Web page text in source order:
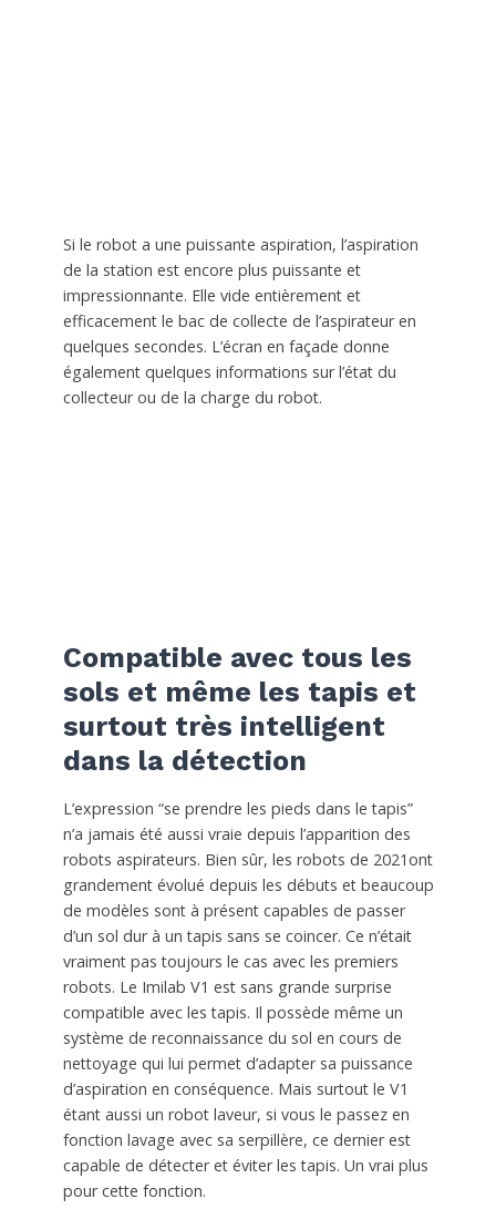
Si le robot a une puissante aspiration, l’aspiration
de la station est encore plus puissante et
impressionnante. Elle vide entièrement et
efficacement le bac de collecte de l’aspirateur en
quelques secondes. L’écran en façade donne
également quelques informations sur l’état du
collecteur ou de la charge du robot.
Compatible avec tous les
sols et même les tapis et
surtout très intelligent
dans la détection
L’expression “se prendre les pieds dans le tapis”
n’a jamais été aussi vraie depuis l’apparition des
robots aspirateurs. Bien sûr, les robots de 2021ont
grandement évolué depuis les débuts et beaucoup
de modèles sont à présent capables de passer
d’un sol dur à un tapis sans se coincer. Ce n’était
vraiment pas toujours le cas avec les premiers
robots. Le Imilab V1 est sans grande surprise
compatible avec les tapis. Il possède même un
système de reconnaissance du sol en cours de
nettoyage qui lui permet d’adapter sa puissance
d’aspiration en conséquence. Mais surtout le V1
étant aussi un robot laveur, si vous le passez en
fonction lavage avec sa serpillère, ce dernier est
capable de détecter et éviter les tapis. Un vrai plus
pour cette fonction.